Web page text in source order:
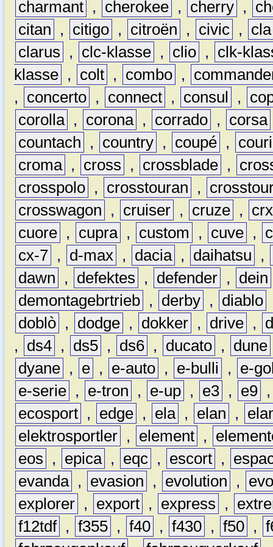
charmant , cherokee , cherry ,
citan
, citigo , citroën , civic ,
cla
clarus
, clc-klasse , clio ,
clk-
klasse , colt , combo ,
,
concerto , connect , consul ,
corolla , corona , corrado , corsa
countach
, country , coupé ,
croma , cross , crossblade ,
crosspolo , crosstouran ,
crosswagon
, cruiser , cruze ,
crx
cuore , cupra , custom , cuve ,
cx-7 , d-max , dacia , daihatsu
,
dawn
, defektes , defender , dein
demontagebrtrieb , derby , diablo
doblò , dodge , dokker , drive ,
,
ds4 , ds5 , ds6 , ducato , dune
dyane , e , e-auto , e-bulli ,
e-
e-serie , e-tron , e-up , e3 , e9
ecosport , edge , ela , elan ,
elektrosportler , element ,
eos
, epica , eqc , escort ,
evanda , evasion , evolution ,
explorer , export , express ,
f12tdf , f355 , f40 , f430 , f50 ,